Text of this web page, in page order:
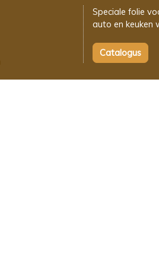
Speciale folie
auto en keuken